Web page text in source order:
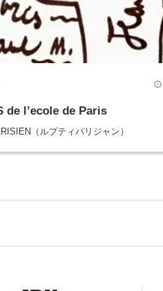
de l’ecole de Paris
（ルプティパリジャン）